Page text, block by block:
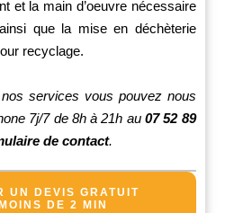
et la main d’oeuvre nécessaire
ainsi que la mise en déchèterie
recyclage.
services vous pouvez nous
7j/7 de 8h à 21h au07 52 89
de contact.
UN DEVIS GRATUIT
DE 2 MIN